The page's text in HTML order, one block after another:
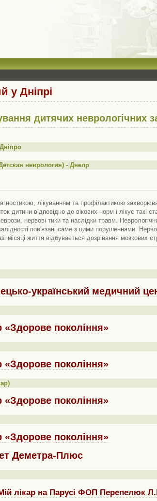
у Дніпрі
дитячих неврологічних
неврология) - Днепр
лікуванням та профілактикою
дитини відповідно до вікових норм і лікує такі
нервові тики та наслідки травм.
пов'язані саме з цими порушеннями.
місяці життя відбувається дозрівання мозкових
український медичний
покоління»
покоління»
покоління»
покоління»
Деметра-Плюс
лікар на Парусі ФОП Перепелюк